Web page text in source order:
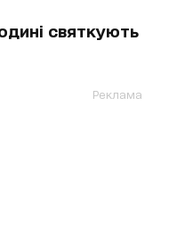
святкують
Реклама